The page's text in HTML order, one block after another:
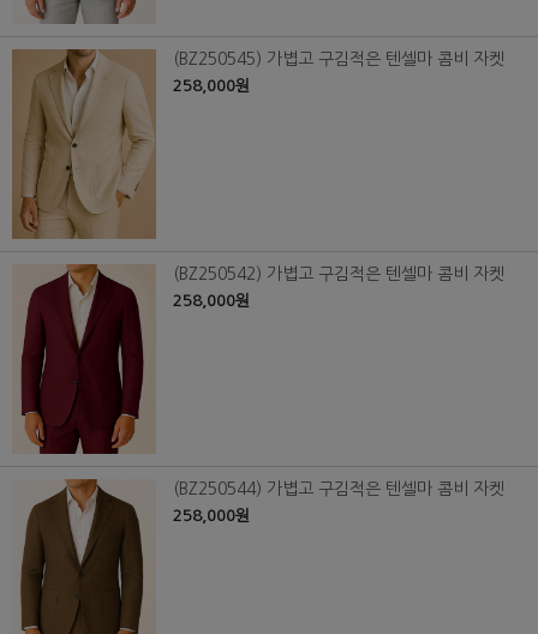
(BZ250545) 가볍고 구김적은 텐셀마 콤비 자켓
258,000원
(BZ250542) 가볍고 구김적은 텐셀마 콤비 자켓
258,000원
(BZ250544) 가볍고 구김적은 텐셀마 콤비 자켓
258,000원